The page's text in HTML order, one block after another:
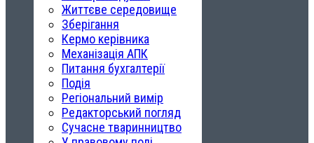
Життєве середовище
Зберігання
Кермо керівника
Механізація АПК
Питання бухгалтерії
Подія
Регіональний вимір
Редакторський погляд
Сучасне тваринництво